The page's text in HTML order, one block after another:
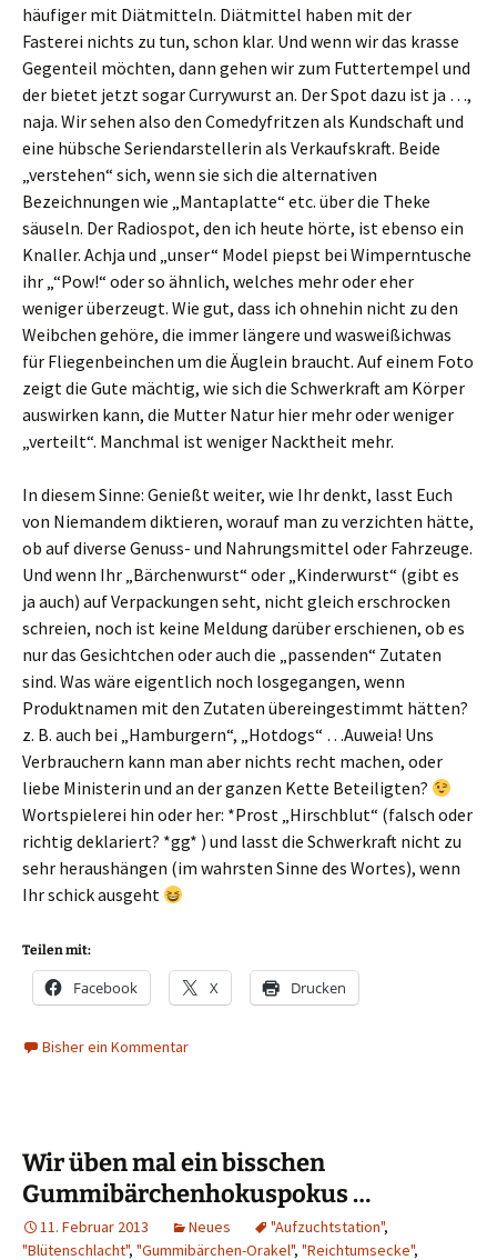
häufiger mit Diätmitteln. Diätmittel haben mit der
Fasterei nichts zu tun, schon klar. Und wenn wir das krasse
Gegenteil möchten, dann gehen wir zum Futtertempel und
der bietet jetzt sogar Currywurst an. Der Spot dazu ist ja …,
naja. Wir sehen also den Comedyfritzen als Kundschaft und
eine hübsche Seriendarstellerin als Verkaufskraft. Beide
„verstehen“ sich, wenn sie sich die alternativen
Bezeichnungen wie „Mantaplatte“ etc. über die Theke
säuseln. Der Radiospot, den ich heute hörte, ist ebenso ein
Knaller. Achja und „unser“ Model piepst bei Wimperntusche
ihr „“Pow!“ oder so ähnlich, welches mehr oder eher
weniger überzeugt. Wie gut, dass ich ohnehin nicht zu den
Weibchen gehöre, die immer längere und wasweißichwas
für Fliegenbeinchen um die Äuglein braucht. Auf einem Foto
zeigt die Gute mächtig, wie sich die Schwerkraft am Körper
auswirken kann, die Mutter Natur hier mehr oder weniger
„verteilt“. Manchmal ist weniger Nacktheit mehr.
In diesem Sinne: Genießt weiter, wie Ihr denkt, lasst Euch
von Niemandem diktieren, worauf man zu verzichten hätte,
ob auf diverse Genuss- und Nahrungsmittel oder Fahrzeuge.
Und wenn Ihr „Bärchenwurst“ oder „Kinderwurst“ (gibt es
ja auch) auf Verpackungen seht, nicht gleich erschrocken
schreien, noch ist keine Meldung darüber erschienen, ob es
nur das Gesichtchen oder auch die „passenden“ Zutaten
sind. Was wäre eigentlich noch losgegangen, wenn
Produktnamen mit den Zutaten übereingestimmt hätten?
z. B. auch bei „Hamburgern“, „Hotdogs“ …Auweia! Uns
Verbrauchern kann man aber nichts recht machen, oder
liebe Ministerin und an der ganzen Kette Beteiligten?
Wortspielerei hin oder her: *Prost „Hirschblut“ (falsch oder
richtig deklariert? *gg* ) und lasst die Schwerkraft nicht zu
sehr heraushängen (im wahrsten Sinne des Wortes), wenn
Ihr schick ausgeht
Teilen mit:
Facebook X Drucken
Bisher ein Kommentar
Wir üben mal ein bisschen
Gummibärchenhokuspokus …
11. Februar 2013 Neues "Aufzuchtstation",
"Blütenschlacht", "Gummibärchen-Orakel", "Reichtumsecke",